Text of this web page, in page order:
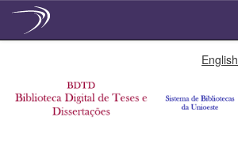
English